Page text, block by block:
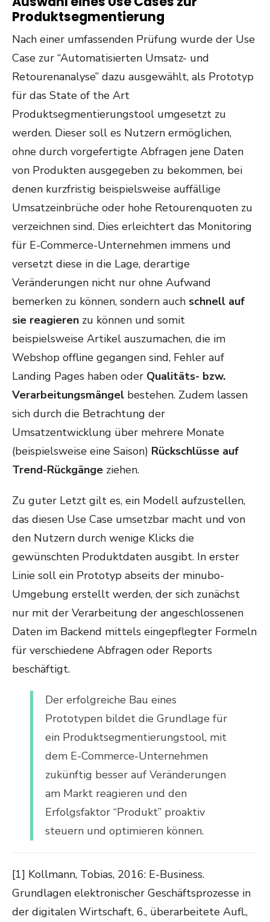
Produktsegmentierung
Nach einer umfassenden Prüfung wurde der Use
Case zur “Automatisierten Umsatz- und
Retourenanalyse” dazu ausgewählt, als Prototyp
für das State of the Art
Produktsegmentierungstool umgesetzt zu
werden. Dieser soll es Nutzern ermöglichen,
ohne durch vorgefertigte Abfragen jene Daten
von Produkten ausgegeben zu bekommen, bei
denen kurzfristig beispielsweise auffällige
Umsatzeinbrüche oder hohe Retourenquoten zu
verzeichnen sind. Dies erleichtert das Monitoring
für E-Commerce-Unternehmen immens und
versetzt diese in die Lage, derartige
Veränderungen nicht nur ohne Aufwand
bemerken zu können, sondern auch schnell auf
sie reagieren zu können und somit
beispielsweise Artikel auszumachen, die im
Webshop offline gegangen sind, Fehler auf
Landing Pages haben oder Qualitäts- bzw.
Verarbeitungsmängel bestehen. Zudem lassen
sich durch die Betrachtung der
Umsatzentwicklung über mehrere Monate
(beispielsweise eine Saison) Rückschlüsse auf
Trend-Rückgänge ziehen.
Zu guter Letzt gilt es, ein Modell aufzustellen,
das diesen Use Case umsetzbar macht und von
den Nutzern durch wenige Klicks die
gewünschten Produktdaten ausgibt. In erster
Linie soll ein Prototyp abseits der minubo-
Umgebung erstellt werden, der sich zunächst
nur mit der Verarbeitung der angeschlossenen
Daten im Backend mittels eingepflegter Formeln
für verschiedene Abfragen oder Reports
beschäftigt.
Der erfolgreiche Bau eines
Prototypen bildet die Grundlage für
ein Produktsegmentierungstool, mit
dem E-Commerce-Unternehmen
zukünftig besser auf Veränderungen
am Markt reagieren und den
Erfolgsfaktor “Produkt” proaktiv
steuern und optimieren können.
[1] Kollmann, Tobias, 2016: E-Business.
Grundlagen elektronischer Geschäftsprozesse in
der digitalen Wirtschaft, 6., überarbeitete Aufl.,